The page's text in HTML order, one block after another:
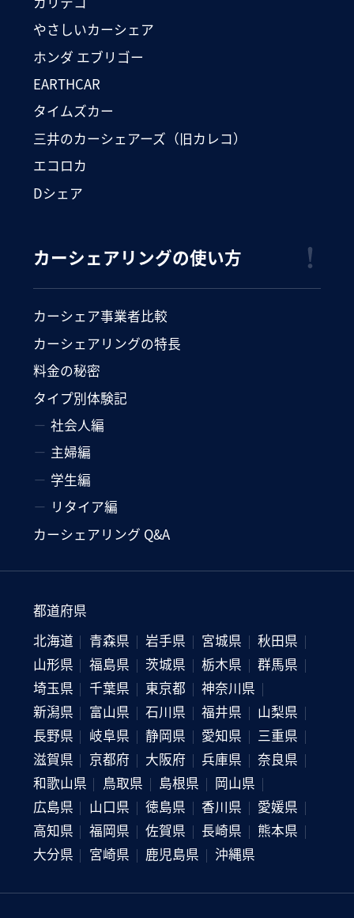
やさしいカーシェア
ホンダ エブリゴー
EARTHCAR
タイムズカー
三井のカーシェアーズ（旧カレコ）
エコロカ
Dシェア
カーシェアリングの使い方
カーシェア事業者比較
カーシェアリングの特長
料金の秘密
タイプ別体験記
社会人編
主婦編
学生編
リタイア編
カーシェアリング Q&A
都道府県
北海道
青森県 岩手県 宮城県
秋田県
山形県
福島県 茨城県 栃木県
群馬県
埼玉県
千葉県 東京都
神奈川県
新潟県
富山県 石川県 福井県
山梨県
長野県
岐阜県 静岡県 愛知県
三重県
滋賀県
京都府 大阪府 兵庫県
奈良県
和歌山県
鳥取県 島根県
岡山県
広島県
山口県 徳島県 香川県
愛媛県
高知県
福岡県 佐賀県 長崎県
熊本県
大分県
宮崎県 鹿児島県 沖縄県